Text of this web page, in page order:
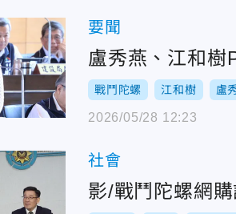
要聞
盧秀燕、江和樹
戰鬥陀螺 江和樹 盧
2026/05/28 12:23
社會
影/戰鬥陀螺網